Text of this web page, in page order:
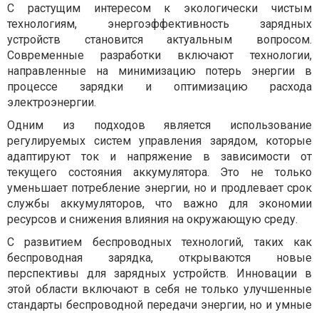
С растущим интересом к экологически чистым
технологиям, энергоэффективность зарядных
устройств становится актуальным вопросом.
Современные разработки включают технологии,
направленные на минимизацию потерь энергии в
процессе зарядки и оптимизацию расхода
электроэнергии.
Одним из подходов является использование
регулируемых систем управления зарядом, которые
адаптируют ток и напряжение в зависимости от
текущего состояния аккумулятора. Это не только
уменьшает потребление энергии, но и продлевает срок
службы аккумуляторов, что важно для экономии
ресурсов и снижения влияния на окружающую среду.
С развитием беспроводных технологий, таких как
беспроводная зарядка, открываются новые
перспективы для зарядных устройств. Инновации в
этой области включают в себя не только улучшенные
стандарты беспроводной передачи энергии, но и умные